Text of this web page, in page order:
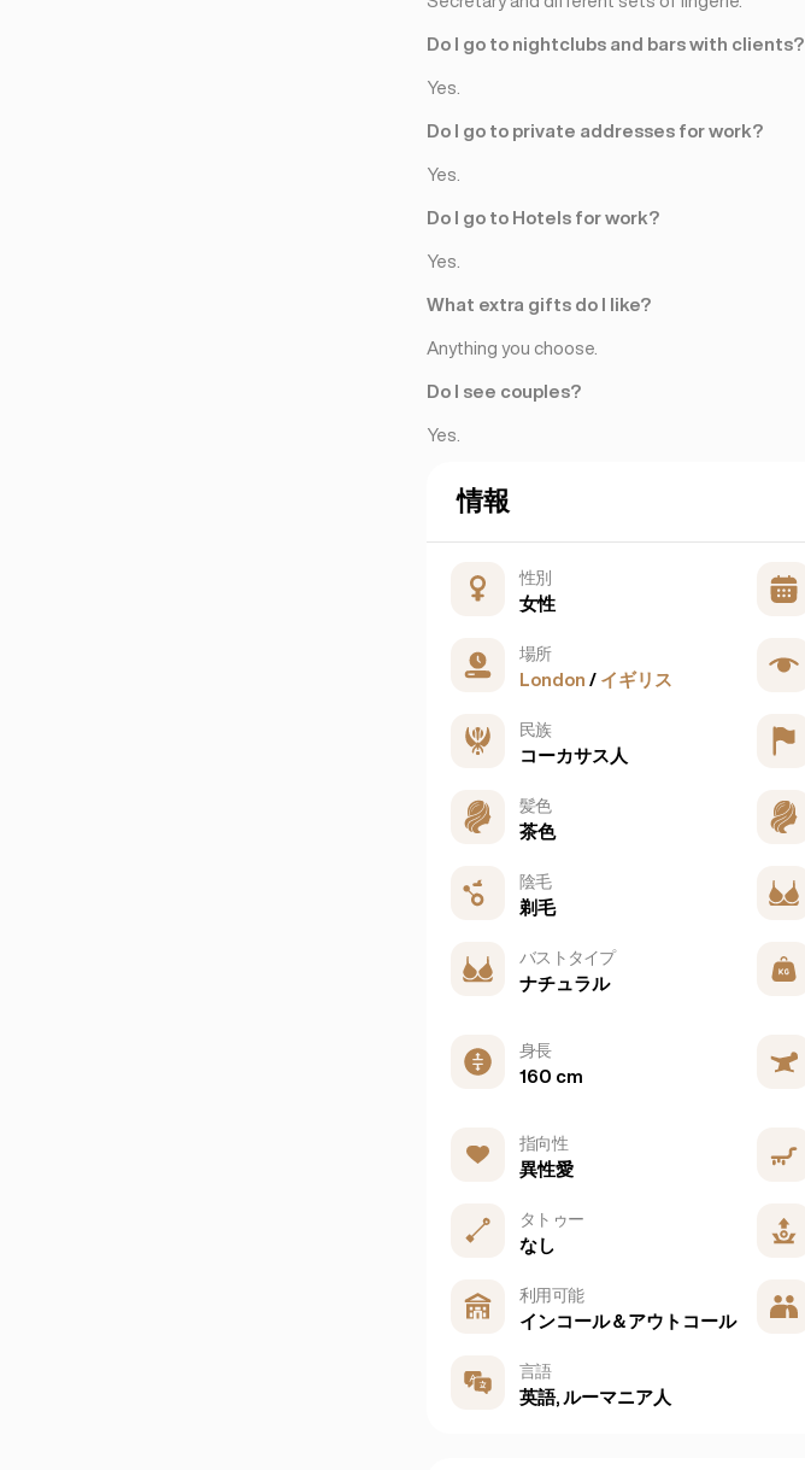
Do I go to nightclubs and bars with clients?
Yes.
Do I go to private addresses for work?
Yes.
Do I go to Hotels for work?
Yes.
What extra gifts do I like?
Anything you choose.
Do I see couples?
Yes.
情報
性別
女性
場所
London / イギリス
民族
コーカサス人
髪色
茶色
陰毛
剃毛
バストタイプ
ナチュラル
身長
160 cm
指向性
異性愛
タトゥー
なし
利用可能
インコール＆アウトコール
言語
英語, ルーマニア人